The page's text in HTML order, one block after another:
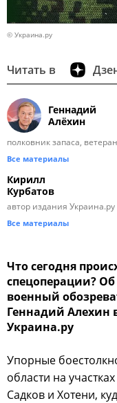
© Украина.ру
Читать в
Геннадий
Алёхин
полковник запаса,
Все материалы
Кирилл
Курбатов
автор издания Украина.ру
Все материалы
Что сегодня
спецоперации?
военный
Геннадий
Украина.ру
Упорные
области на
Садков и Хотени,